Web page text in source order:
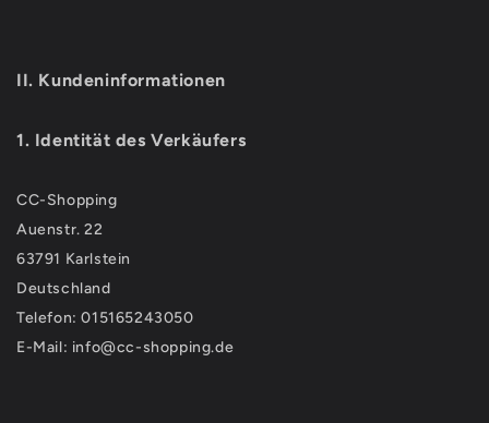
II. Kundeninformationen
1. Identität des Verkäufers
CC-Shopping
Auenstr. 22
63791 Karlstein
Deutschland
Telefon: 015165243050
E-Mail: info@cc-shopping.de